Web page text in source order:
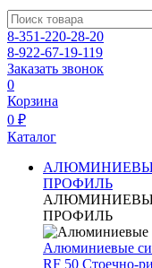
8-351-220-28-20
8-922-67-19-119
Заказать звонок
0
Корзина
0 ₽
Каталог
ПРОФИЛЬ
ПРОФИЛЬ
Алюминиевые
RF 50 Стоечно-